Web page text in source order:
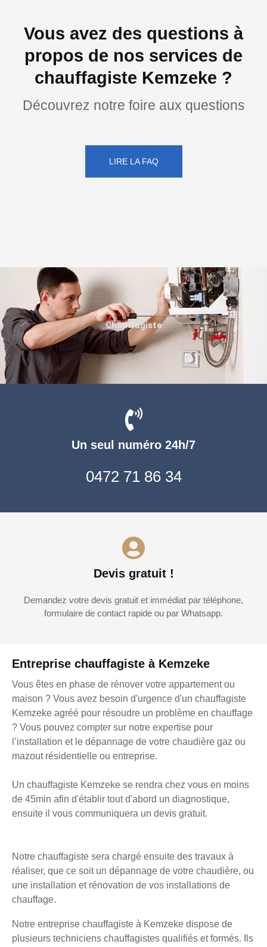
Vous avez des questions à
propos de nos services de
chauffagiste Kemzeke ?
Découvrez notre foire aux questions
LIRE LA FAQ
Entreprise chauffagiste à Kemzeke
Vous êtes en phase de rénover votre appartement ou
maison ? Vous avez besoin d'urgence d'un chauffagiste
Kemzeke agréé pour résoudre un problème en chauffage
? Vous pouvez compter sur notre expertise pour
l’installation et le dépannage de votre chaudière gaz ou
mazout résidentielle ou entreprise.
Un chauffagiste Kemzeke se rendra chez vous en moins
de 45min afin d'établir tout d'abord un diagnostique,
ensuite il vous communiquera un devis gratuit.
Notre chauffagiste sera chargé ensuite des travaux à
réaliser, que ce soit un dépannage de votre chaudière, ou
une installation et rénovation de vos installations de
chauffage.
Notre entreprise chauffagiste à Kemzeke dispose de
plusieurs techniciens chauffagistes qualifiés et formés. Ils
Un seul numéro 24h/7
0472 71 86 34
Devis gratuit !
Demandez votre devis gratuit et immédiat par téléphone,
formulaire de contact rapide ou par Whatsapp.
Chauffagiste